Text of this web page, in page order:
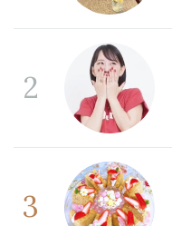
2
3